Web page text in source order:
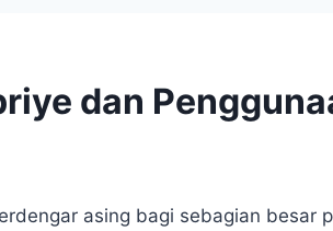
dan
asing bagi sebagian besar